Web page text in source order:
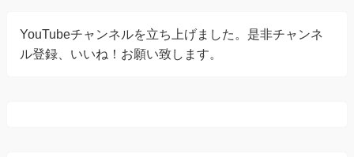
YouTubeチャンネルを立ち上げました。是非チャンネ
ル登録、いいね！お願い致します。